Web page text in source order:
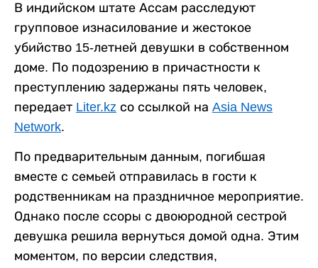
В индийском штате Ассам расследуют
групповое изнасилование и жестокое
убийство 15-летней девушки в собственном
доме. По подозрению в причастности к
преступлению задержаны пять человек,
передает Liter.kz со ссылкой на Asia News
Network.
По предварительным данным, погибшая
вместе с семьей отправилась в гости к
родственникам на праздничное мероприятие.
Однако после ссоры с двоюродной сестрой
девушка решила вернуться домой одна. Этим
моментом, по версии следствия,